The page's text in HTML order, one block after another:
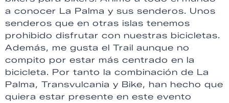
a conocer La Palma y sus senderos. Unos
senderos que en otras islas tenemos
prohibido disfrutar con nuestras bicicletas.
Además, me gusta el Trail aunque no
compito por estar más centrado en la
bicicleta. Por tanto la combinación de La
Palma, Transvulcania y Bike, han hecho que
quiera estar presente en este evento